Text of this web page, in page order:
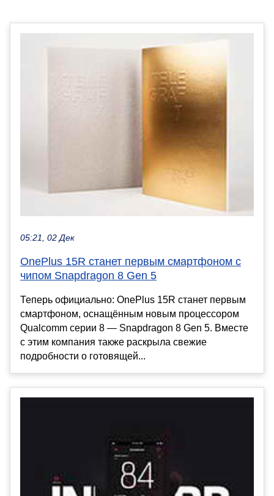
05:21, 02 Дек
OnePlus 15R станет первым смартфоном с
чипом Snapdragon 8 Gen 5
Теперь официально: OnePlus 15R станет первым
смартфоном, оснащённым новым процессором
Qualcomm серии 8 — Snapdragon 8 Gen 5. Вместе
с этим компания также раскрыла свежие
подробности о готовящей...